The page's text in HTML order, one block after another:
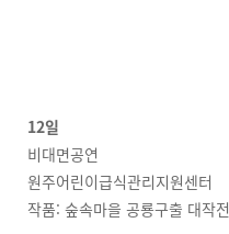
12일
비대면공연
원주어린이급식관리지원센터
작품: 숲속마을 공룡구출 대작전